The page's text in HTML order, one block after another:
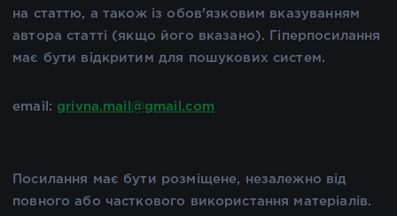
на статтю, а також із обов'язковим вказуванням
автора статті (якщо його вказано). Гіперпосилання
має бути відкритим для пошукових систем.
email: grivna.mail@gmail.com
Посилання має бути розміщене, незалежно від
повного або часткового використання матеріалів.